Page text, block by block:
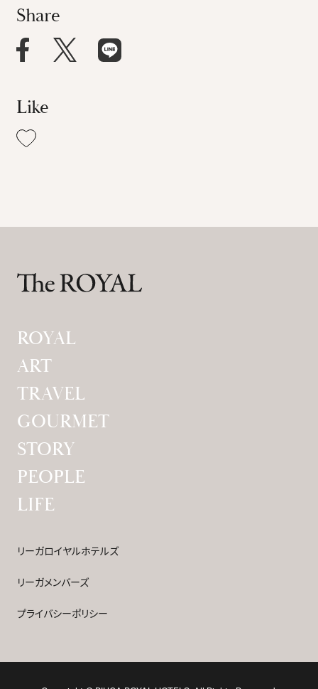
Share
Like
ROYAL
ART
TRAVEL
GOURMET
STORY
PEOPLE
LIFE
リーガロイヤルホテルズ
リーガメンバーズ
プライバシーポリシー